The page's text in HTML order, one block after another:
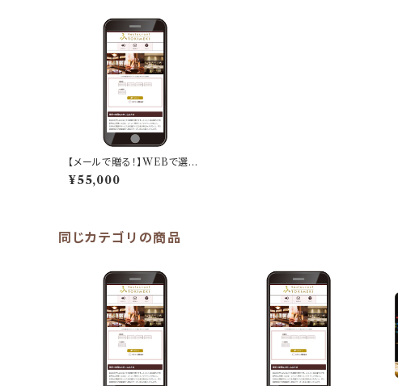
【メールで贈る！】WEBで選べ
る！ふくふくレストランギフト
「スペシャルコース」
¥55,000
同じカテゴリの商品